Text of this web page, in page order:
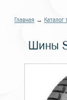
Главная → Каталог
Шины